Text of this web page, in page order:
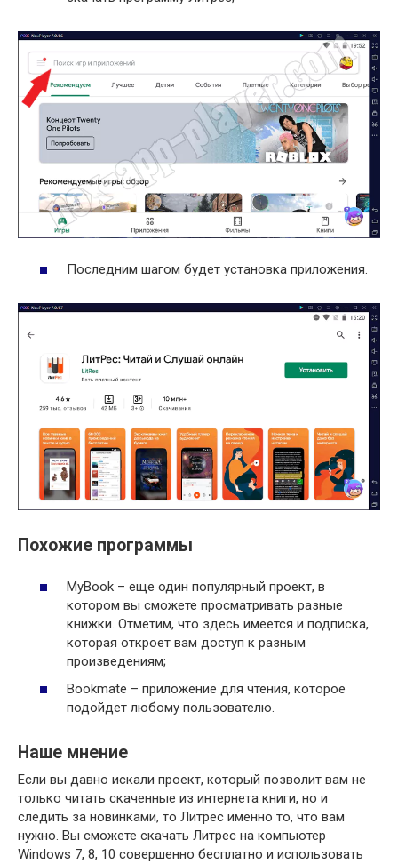
Последним шагом будет установка приложения.
Похожие программы
MyBook – еще один популярный проект, в
котором вы сможете просматривать разные
книжки. Отметим, что здесь имеется и подписка,
которая откроет вам доступ к разным
произведениям;
Bookmate – приложение для чтения, которое
подойдет любому пользователю.
Наше мнение
Если вы давно искали проект, который позволит вам не
только читать скаченные из интернета книги, но и
следить за новинками, то Литрес именно то, что вам
нужно. Вы сможете скачать Литрес на компьютер
Windows 7, 8, 10 совершенно бесплатно и использовать